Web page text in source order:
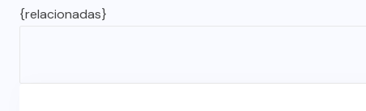
{relacionadas}